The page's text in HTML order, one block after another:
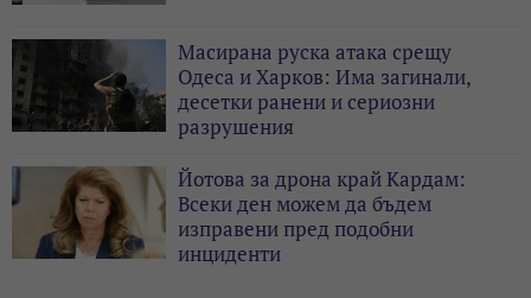
Масирана руска атака срещу
Одеса и Харков: Има загинали,
десетки ранени и сериозни
разрушения
Йотова за дрона край Кардам:
Всеки ден можем да бъдем
изправени пред подобни
инциденти